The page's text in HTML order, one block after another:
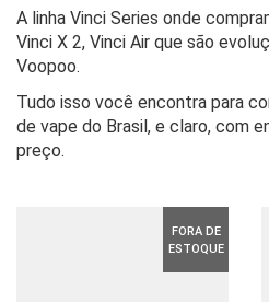
A linha Vinci Series onde
Vinci X 2, Vinci Air que são
Voopoo.
Tudo isso você encontra para
de vape do Brasil, e claro, com
preço.
FORA DE
ESTOQUE